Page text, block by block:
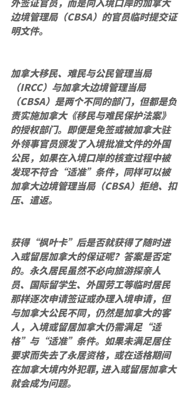
边境管理局（CBSA）的官员临时提交证
明文件。
加拿大移民、难民与公民管理当局
（IRCC）与加拿大边境管理当局
（CBSA）是两个不同的部门，但都是负
责实施加拿大《移民与难民保护法案》
的授权部门。即便是免签或被加拿大驻
外领事官员颁发了入境批准文件的外国
公民，如果在入境口岸的核查过程中被
发现不符合“适准”条件，同样可以被
加拿大边境管理当局（CBSA）拒绝、扣
压、遣返。
获得“枫叶卡”后是否就获得了随时进
入或留居加拿大的保证呢？答案是否定
的。永久居民虽然不必向旅游探亲人
员、国际留学生、外国劳工等临时居民
那样逐次申请签证或办理入境申请，但
与加拿大公民不同，仍然是加拿大的客
人，入境或留居加拿大仍需满足“适
格”与“适准”条件。如果未满足居住
要求而失去了永居资格，或在适格期间
在加拿大境内外犯罪, 进入或留居加拿大
就会成为问题。